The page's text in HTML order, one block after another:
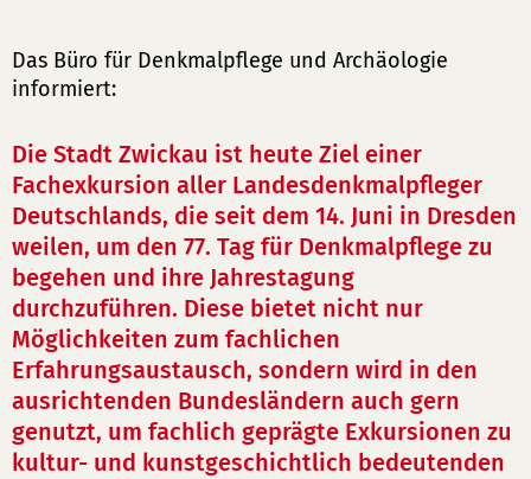
Das Büro für Denkmalpflege und Archäologie
informiert:
Die Stadt Zwickau ist heute Ziel einer
Fachexkursion aller Landesdenkmalpfleger
Deutschlands, die seit dem 14. Juni in Dresden
weilen, um den 77. Tag für Denkmalpflege zu
begehen und ihre Jahrestagung
durchzuführen. Diese bietet nicht nur
Möglichkeiten zum fachlichen
Erfahrungsaustausch, sondern wird in den
ausrichtenden Bundesländern auch gern
genutzt, um fachlich geprägte Exkursionen zu
kultur- und kunstgeschichtlich bedeutenden